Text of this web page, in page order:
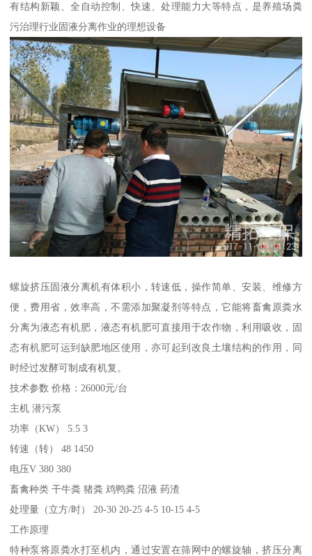
有结构新颖、全自动控制、快速、处理能力大等特点，是养殖场粪
污治理行业固液分离作业的理想设备
螺旋挤压固液分离机有体积小，转速低，操作简单、安装、维修方
便，费用省，效率高，不需添加聚凝剂等特点，它能将畜禽原粪水
分离为液态有机肥，液态有机肥可直接用于农作物，利用吸收，固
态有机肥可运到缺肥地区使用，亦可起到改良土壤结构的作用，同
时经过发酵可制成有机复。
技术参数 价格：26000元/台
主机 潜污泵
功率（KW） 5.5 3
转速（转） 48 1450
电压V 380 380
畜禽种类 干牛粪 猪粪 鸡鸭粪 沼液 药渣
处理量（立方/时） 20-30 20-25 4-5 10-15 4-5
工作原理
特种泵将原粪水打至机内，通过安置在筛网中的螺旋轴，挤压分离